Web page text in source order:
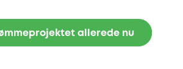
allerede nu